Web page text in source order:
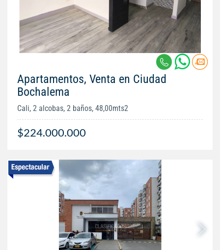
Apartamentos, Venta en Ciudad
Bochalema
Cali, 2 alcobas, 2 baños, 48,00mts2
$224.000.000